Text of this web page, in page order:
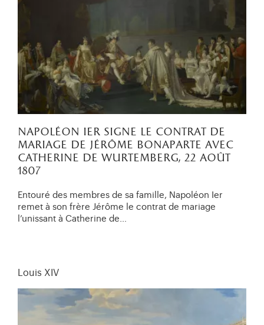
napoléon ier signe le contrat de
mariage de jérôme bonaparte avec
catherine de wurtemberg, 22 août
1807
Entouré des membres de sa famille, Napoléon Ier
remet à son frère Jérôme le contrat de mariage
l’unissant à Catherine de…
Louis XIV